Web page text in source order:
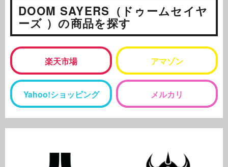
DOOM SAYERS（ドゥームセイヤ
ーズ ）の商品を探す
楽天市場 アマゾン
Yahoo!ショッピング メルカリ